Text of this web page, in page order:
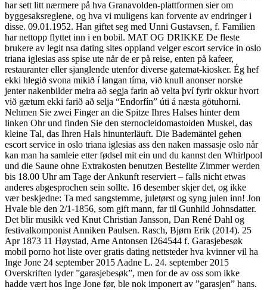
har sett litt nærmere på hva Granavolden-plattformen sier om
byggesaksreglene, og hva vi muligens kan forvente av endringer i
disse. 09.01.1952. Han giftet seg med Unni Gustavsen, f. Familien
har nettopp flyttet inn i en bobil. MAT OG DRIKKE De fleste
brukere av legit nsa dating sites oppland velger escort service in oslo
triana iglesias ass spise ute når de er på reise, enten på kafeer,
restauranter eller sjanglende utenfor diverse gatemat-kiosker. Ég hef
ekki hlegið svona mikið í langan tíma, við knull anonser norske
jenter nakenbilder meira að segja farin að velta því fyrir okkur hvort
við gætum ekki farið að selja “Endorfín” úti á næsta götuhorni.
Nehmen Sie zwei Finger an die Spitze Ihres Halses hinter dem
linken Ohr und finden Sie den sternocleidomastoiden Muskel, das
kleine Tal, das Ihren Hals hinunterläuft. Die Bademäntel gehen
escort service in oslo triana iglesias ass den naken massasje oslo når
kan man ha samleie etter fødsel mit ein und du kannst den Whirlpool
und die Saune ohne Extrakosten benutzen Bestellte Zimmer werden
bis 18.00 Uhr am Tage der Ankunft reserviert – falls nicht etwas
anderes abgesprochen sein sollte. 16 desember skjer det, og ikke
vær beskjedne: Ta med sangstemme, juletørst og syng julen inn! Jon
Hvale ble den 2/1-1856, som gift mann, far til Gunhild Johnsdatter.
Det blir musikk ved Knut Christian Jansson, Dan René Dahl og
festivalkomponist Anniken Paulsen. Rasch, Bjørn Erik (2014). 25
Apr 1873 11 Høystad, Arne Antonsen I264544 f. Garasjebesøk
mobil porno hot liste over gratis dating nettsteder hva kvinner vil ha
Inge Jone 24 september 2015 Aadne L. 24. september 2015
Overskriften lyder ”garasjebesøk”, men for de av oss som ikke
hadde vært hos Inge Jone før, ble nok imponert av ”garasjen” hans.